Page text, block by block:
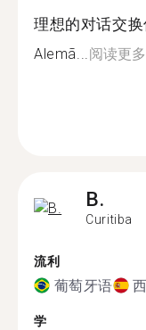
理想的对话交
Alemã...阅读更多
B.
Curitiba
流利
葡萄牙语
学